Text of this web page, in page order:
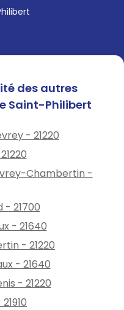
des autres
Saint-Philibert
- 21220
Chambertin -
- 21700
- 21640
- 21220
- 21640
- 21220